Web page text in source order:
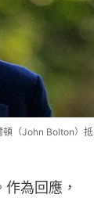
頓（John Bolton）抵
為回應，